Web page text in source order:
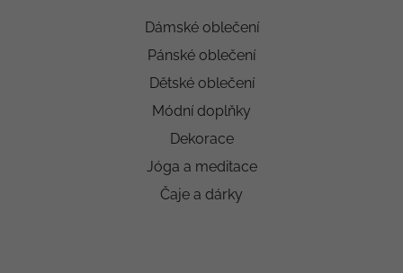
Dámské oblečení
Pánské oblečení
Dětské oblečení
Módní doplňky
Dekorace
Jóga a meditace
Čaje a dárky